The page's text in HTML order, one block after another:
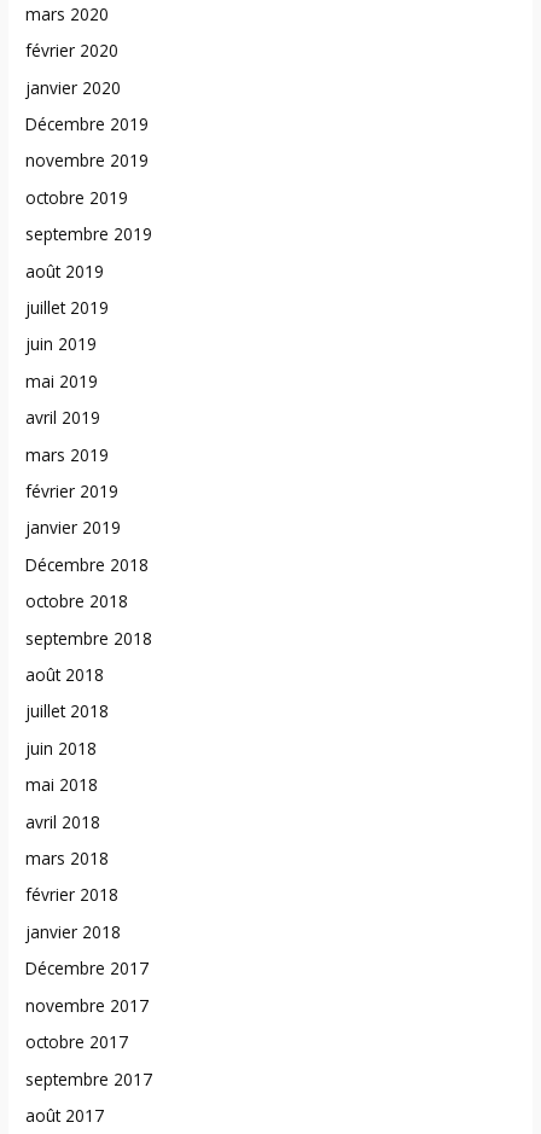
mars 2020
février 2020
janvier 2020
Décembre 2019
novembre 2019
octobre 2019
septembre 2019
août 2019
juillet 2019
juin 2019
mai 2019
avril 2019
mars 2019
février 2019
janvier 2019
Décembre 2018
octobre 2018
septembre 2018
août 2018
juillet 2018
juin 2018
mai 2018
avril 2018
mars 2018
février 2018
janvier 2018
Décembre 2017
novembre 2017
octobre 2017
septembre 2017
août 2017